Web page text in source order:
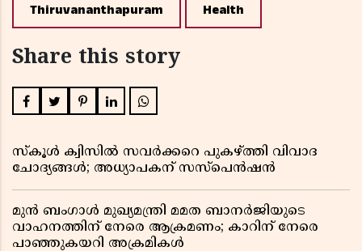
Thiruvananthapuram Health
Share this story
സ്കൂൾ ക്വിസിൽ സവർക്കറെ പുകഴ്ത്തി വിവാദ
ചോദ്യങ്ങൾ; അധ്യാപകന് സസ്പെൻഷൻ
മുൻ ബംഗാൾ മുഖ്യമന്ത്രി മമത ബാനർജിയുടെ
വാഹനത്തിന് നേരെ ആക്രമണം; കാറിന് നേരെ
പാഞ്ഞുകയറി അക്രമികൾ